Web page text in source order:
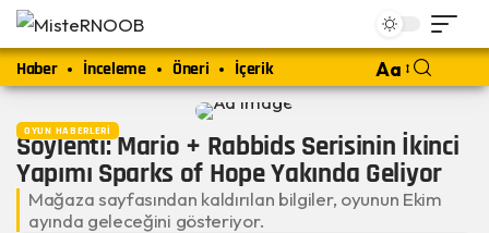
Haber İnceleme Öneri İçerik Aa
OYUN HABERLERI
Söylenti: Mario + Rabbids Serisinin İkinci
Yapımı Sparks of Hope Yakında Geliyor
Mağaza sayfasından kaldırılan bilgiler, oyunun Ekim
ayında geleceğini gösteriyor.